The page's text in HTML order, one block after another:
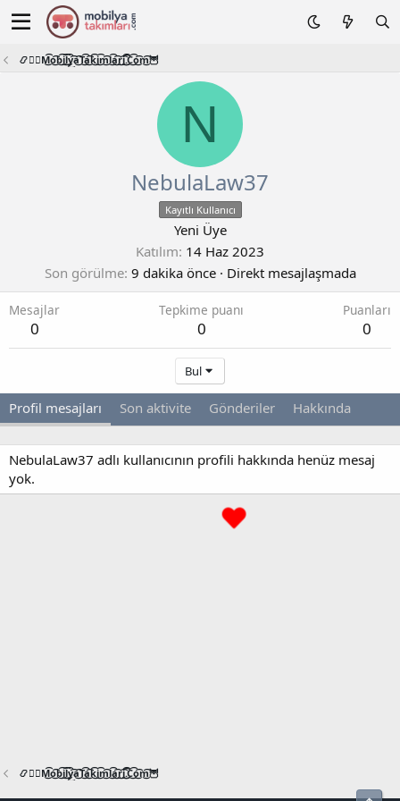
📿🧙‍♂️M͜͡o͜͡b͜͡i͜͡l͜͡y͜͡a͜͡T͜͡a͜͡k͜͡i͜͡m͜͡l͜͡a͜͡r͜͡i͜͡.͜͡C͜͡o͜͡m͜͡🦉
N
NebulaLaw37
Kayıtlı Kullanıcı
Yeni Üye
Katılım 14 Haz 2023
Son görülme 9 dakika önce · Direkt mesajlaşmada
Mesajlar
0
Tepkime puanı
0
Puanları
0
Bul
Profil mesajları Son aktivite Gönderiler Hakkında
NebulaLaw37 adlı kullanıcının profili hakkında henüz mesaj
yok.
📿🧙‍♂️M͜͡o͜͡b͜͡i͜͡l͜͡y͜͡a͜͡T͜͡a͜͡k͜͡i͜͡m͜͡l͜͡a͜͡r͜͡i͜͡.͜͡C͜͡o͜͡m͜͡🦉